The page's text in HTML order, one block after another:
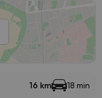
16 km 18 min